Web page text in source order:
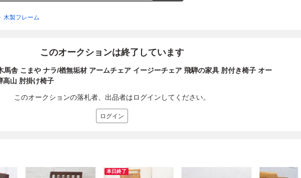
木製フレーム
このオークションは終了しています
馬舎 こまや ナラ/楢無垢材 アームチェア イージーチェア 飛騨の家具 肘付き椅子 オー
高山 肘掛け椅子
このオークションの落札者、出品者はログインしてください。
ログイン
本日終了